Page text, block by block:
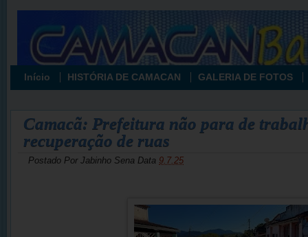
Início HISTÓRIA DE CAMACAN GALERIA DE FOTOS
Camacã: Prefeitura não para de
recuperação de ruas
Postado Por Jabinho Sena Data 9.7.25